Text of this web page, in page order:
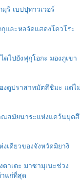
ริ เบปปุทาวเวอร์
และหอจัดแสดงโควโระ
ดไปยังฟุกุโอกะ มองภูเขา
งดูปราสาทมัตสึชิมะ แต่ไ
ณสมัยนาระแห่งแคว้นมุตสึ
เดียวของจังหวัดมิยางิ
าเตะ มาซามุเนะช่วง
าแก่ที่สุด